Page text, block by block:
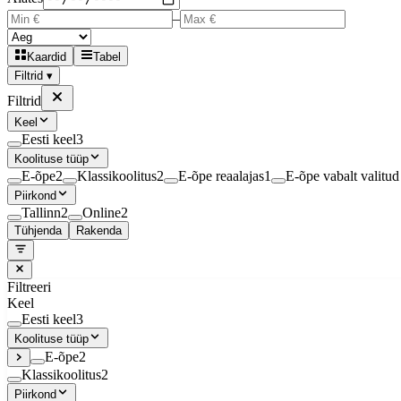
–
Kaardid
Tabel
Filtrid ▾
Filtrid
Keel
Eesti keel3
Koolituse tüüp
E-õpe2 Klassikoolitus2 E-õpe reaalajas1 E-õpe vabalt valitud
Piirkond
Tallinn2 Online2
Tühjenda Rakenda
Filtreeri
Keel
Eesti keel3
Koolituse tüüp
E-õpe2
Klassikoolitus2
Piirkond